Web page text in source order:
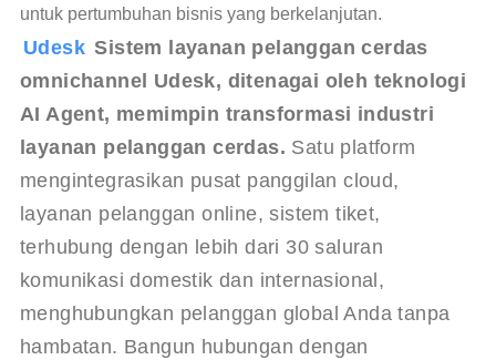
untuk pertumbuhan bisnis yang berkelanjutan.
Udesk Sistem layanan pelanggan cerdas
omnichannel Udesk, ditenagai oleh teknologi
AI Agent, memimpin transformasi industri
layanan pelanggan cerdas. Satu platform
mengintegrasikan pusat panggilan cloud,
layanan pelanggan online, sistem tiket,
terhubung dengan lebih dari 30 saluran
komunikasi domestik dan internasional,
menghubungkan pelanggan global Anda tanpa
hambatan. Bangun hubungan dengan